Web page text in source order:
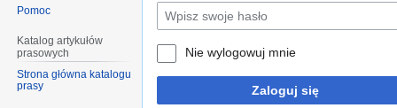
Nie wylogowuj mnie
Zaloguj się
Pomoc
Katalog artykułów
prasowych
Strona główna katalogu
prasy